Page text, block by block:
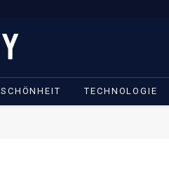
SCHÖNHEIT TECHNOLOGIE